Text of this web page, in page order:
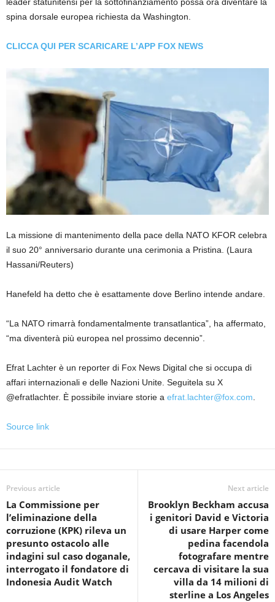
spina dorsale europea richiesta da Washington.
CLICCA QUI PER SCARICARE L’APP FOX NEWS
La missione di mantenimento della pace della NATO KFOR celebra
il suo 20° anniversario durante una cerimonia a Pristina. (Laura
Hassani/Reuters)
Hanefeld ha detto che è esattamente dove Berlino intende andare.
“La NATO rimarrà fondamentalmente transatlantica”, ha affermato,
“ma diventerà più europea nel prossimo decennio”.
Efrat Lachter è un reporter di Fox News Digital che si occupa di
affari internazionali e delle Nazioni Unite. Seguitela su X
@efratlachter. È possibile inviare storie a efrat.lachter@fox.com.
Source link
Previous article
La Commissione per
l’eliminazione della
corruzione (KPK) rileva un
presunto ostacolo alle
indagini sul caso doganale,
interrogato il fondatore di
Indonesia Audit Watch
Next article
Brooklyn Beckham accusa
i genitori David e Victoria
di usare Harper come
pedina facendola
fotografare mentre
cercava di visitare la sua
villa da 14 milioni di
sterline a Los Angeles